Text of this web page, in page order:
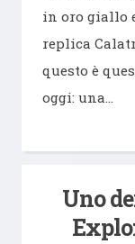
in oro giallo
replica
questo è
oggi: una…
Uno